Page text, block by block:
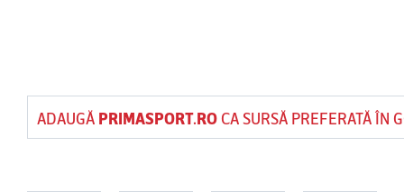
ADAUGĂ PRIMASPORT.ROCA SURSĂ PREFERATĂ ÎN